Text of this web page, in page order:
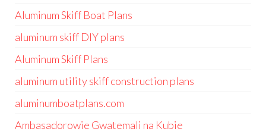
Aluminum Skiff Boat Plans
aluminum skiff DIY plans
Aluminum Skiff Plans
aluminum utility skiff construction plans
aluminumboatplans.com
Ambasadorowie Gwatemali na Kubie